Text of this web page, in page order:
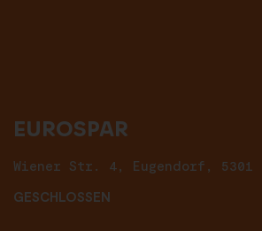
EUROSPAR
Wiener Str. 4, Eugendorf, 5301
GESCHLOSSEN